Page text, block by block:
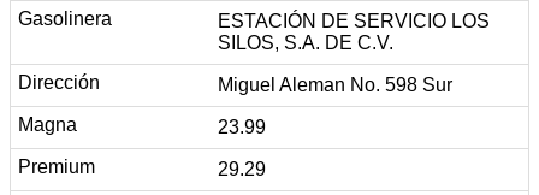
ESTACIÓN DE SERVICIO LOS
SILOS, S.A. DE C.V.
Miguel Aleman No. 598 Sur
23.99
29.29